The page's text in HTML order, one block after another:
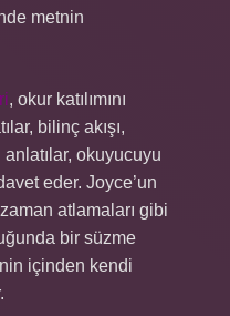
metnin
, okur katılımını
bilinç akışı,
okuyucuyu
eder. Joyce’un
atlamaları gibi
bir süzme
içinden kendi